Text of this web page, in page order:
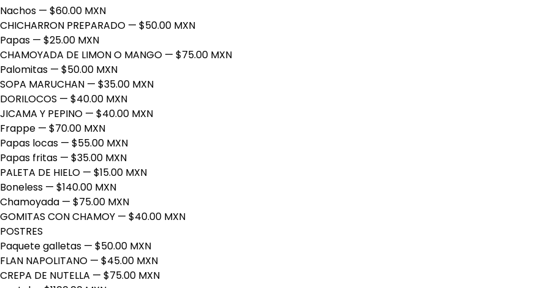
Nachos — $60.00 MXN
CHICHARRON PREPARADO — $50.00 MXN
Papas — $25.00 MXN
CHAMOYADA DE LIMON O MANGO — $75.00 MXN
Palomitas — $50.00 MXN
SOPA MARUCHAN — $35.00 MXN
DORILOCOS — $40.00 MXN
JICAMA Y PEPINO — $40.00 MXN
Frappe — $70.00 MXN
Papas locas — $55.00 MXN
Papas fritas — $35.00 MXN
PALETA DE HIELO — $15.00 MXN
Boneless — $140.00 MXN
Chamoyada — $75.00 MXN
GOMITAS CON CHAMOY — $40.00 MXN
POSTRES
Paquete galletas — $50.00 MXN
FLAN NAPOLITANO — $45.00 MXN
CREPA DE NUTELLA — $75.00 MXN